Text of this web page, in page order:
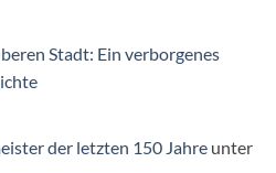
Stadt: Ein verborgenes
der letzten 150 Jahre unter